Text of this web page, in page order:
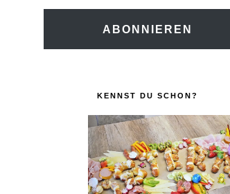
Adresse
ABONNIEREN
KENNST DU SCHON?